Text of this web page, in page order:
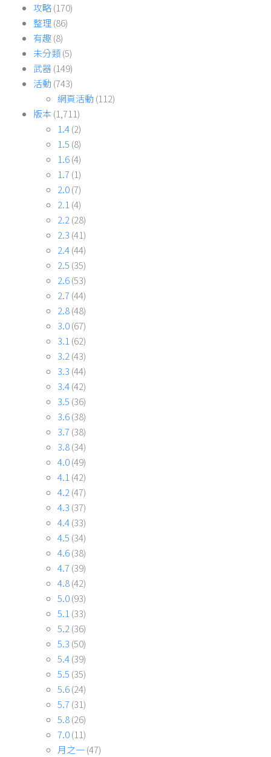
攻略(170)
整理(86)
有趣(8)
未分類(5)
武器(149)
活動 (743)
網頁活動 (112)
版本 (1,711)
1.4(2)
1.5 (8)
1.6(4)
1.7 (1)
2.0(7)
2.1 (4)
2.2 (28)
2.3 (41)
2.4(44)
2.5 (35)
2.6(53)
2.7 (44)
2.8(48)
3.0(67)
3.1 (62)
3.2 (43)
3.3 (44)
3.4(42)
3.5 (36)
3.6(38)
3.7 (38)
3.8(34)
4.0(49)
4.1 (42)
4.2 (47)
4.3 (37)
4.4(33)
4.5 (34)
4.6(38)
4.7 (39)
4.8(42)
5.0(93)
5.1 (33)
5.2 (36)
5.3 (50)
5.4(39)
5.5 (35)
5.6(24)
5.7 (31)
5.8(26)
7.0(11)
月之一(47)